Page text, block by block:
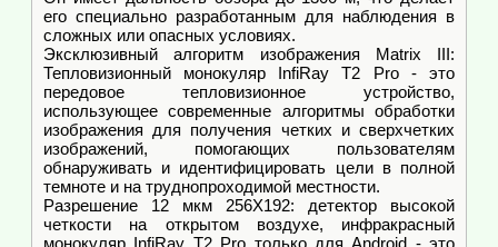
его специально разработанным для наблюдения в
сложных или опасных условиях.
Эксклюзивный алгоритм изображения Matrix III:
Тепловизионный монокуляр InfiRay T2 Pro - это
передовое тепловизионное устройство,
использующее современные алгоритмы обработки
изображения для получения четких и сверхчетких
изображений, помогающих пользователям
обнаруживать и идентифицировать цели в полной
темноте и на труднопроходимой местности.
Разрешение 12 мкм 256X192: детектор высокой
четкости на открытом воздухе, инфракрасный
монокуляр InfiRay T2 Pro только для Android - это